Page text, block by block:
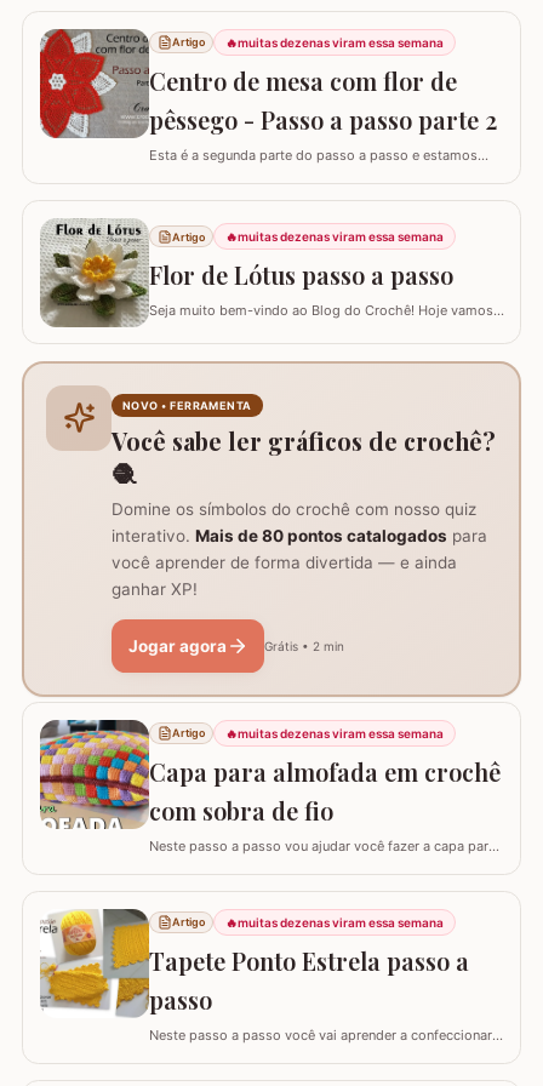
compõe o jogo de banheiro oval. Este jogo de banheiro
foi uma adaptação que fiz de um modelo de tapete e o
passo a passo do TAPETE DO LAVABO já está
disponível aqui no blog, confira nos links abaixo! Jogo
Artigo 🔥muitas dezenas viram essa semana
Centro de mesa com flor de
pêssego - Passo a passo parte 2
Esta é a segunda parte do passo a passo e estamos
Se está procurando o início do trabalho visite o link
abaixo onde também temos a lista completa de
materiais. Centro de mesa com flor de pêssego - Parte 1
Tamanho do trabalho pronto: 60 cm de…
Artigo 🔥muitas dezenas viram essa semana
Flor de Lótus passo a passo
Seja muito bem-vindo ao Blog do Crochê! Hoje vamos
crie uma peça volumosa e encantadora, perfeita para
trilhos de mesa, aplicações em tapetes ou…
NOVO • FERRAMENTA
Você sabe ler gráficos de crochê?
🧶
Domine os símbolos do crochê com nosso quiz
interativo. Mais de 80 pontos catalogados para
você aprender de forma divertida — e ainda
ganhar XP!
Jogar agora Grátis • 2 min
Artigo 🔥muitas dezenas viram essa semana
Capa para almofada em crochê
com sobra de fio
Neste passo a passo vou ajudar você fazer a capa para
passo a passo do tapete, mas desta vez vou mostrar
como é super fácil fazer um modelo quadrado com as
bordas retas. O passo a passo está bem detalhado,
mas se sentir alguma dificuldade deixe um…
Artigo 🔥muitas dezenas viram essa semana
Tapete Ponto Estrela passo a
passo
Neste passo a passo você vai aprender a confeccionar
Maxcolor (400g/452 metros). Quem trabalha com este